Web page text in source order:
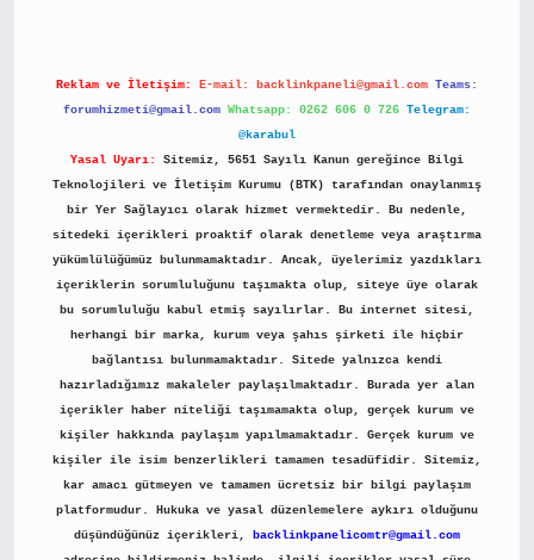
Reklam ve İletişim: E-mail: backlinkpaneli@gmail.com Teams:
forumhizmeti@gmail.com Whatsapp: 0262 606 0 726 Telegram:
@karabul
Yasal Uyarı:
Sitemiz, 5651 Sayılı Kanun gereğince Bilgi
Teknolojileri ve İletişim Kurumu (BTK) tarafından onaylanmış
bir Yer Sağlayıcı olarak hizmet vermektedir. Bu nedenle,
sitedeki içerikleri proaktif olarak denetleme veya araştırma
yükümlülüğümüz bulunmamaktadır. Ancak, üyelerimiz yazdıkları
içeriklerin sorumluluğunu taşımakta olup, siteye üye olarak
bu sorumluluğu kabul etmiş sayılırlar. Bu internet sitesi,
herhangi bir marka, kurum veya şahıs şirketi ile hiçbir
bağlantısı bulunmamaktadır. Sitede yalnızca kendi
hazırladığımız makaleler paylaşılmaktadır. Burada yer alan
içerikler haber niteliği taşımamakta olup, gerçek kurum ve
kişiler hakkında paylaşım yapılmamaktadır. Gerçek kurum ve
kişiler ile isim benzerlikleri tamamen tesadüfidir. Sitemiz,
kar amacı gütmeyen ve tamamen ücretsiz bir bilgi paylaşım
platformudur. Hukuka ve yasal düzenlemelere aykırı olduğunu
düşündüğünüz içerikleri,
backlinkpanelicomtr@gmail.com